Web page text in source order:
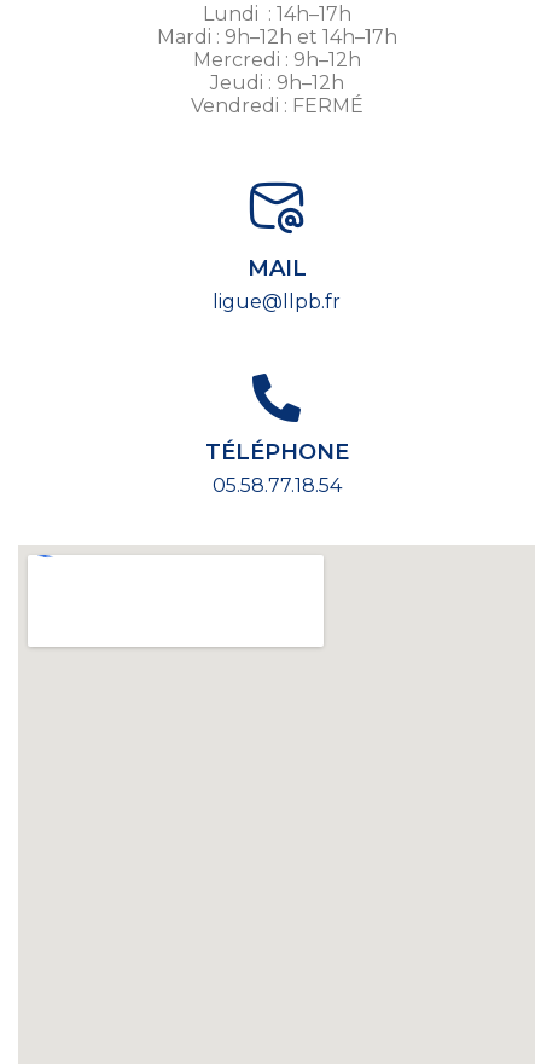
Lundi : 14h–17h
Mardi : 9h–12h et 14h–17h
Mercredi : 9h–12h
Jeudi : 9h–12h
Vendredi : FERMÉ
MAIL
ligue@llpb.fr
TÉLÉPHONE
05.58.77.18.54